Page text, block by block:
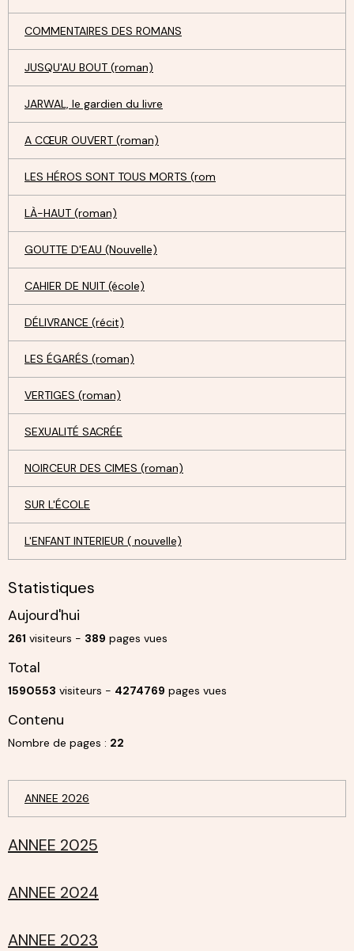
COMMENTAIRES DES ROMANS
JUSQU'AU BOUT (roman)
JARWAL, le gardien du livre
A CŒUR OUVERT (roman)
LES HÉROS SONT TOUS MORTS (rom
LÀ-HAUT (roman)
GOUTTE D'EAU (Nouvelle)
CAHIER DE NUIT (école)
DÉLIVRANCE (récit)
LES ÉGARÉS (roman)
VERTIGES (roman)
SEXUALITÉ SACRÉE
NOIRCEUR DES CIMES (roman)
SUR L'ÉCOLE
L'ENFANT INTERIEUR ( nouvelle)
Statistiques
Aujourd'hui
261 visiteurs - 389 pages vues
Total
1590553 visiteurs - 4274769 pages vues
Contenu
Nombre de pages : 22
ANNEE 2026
ANNEE 2025
ANNEE 2024
ANNEE 2023